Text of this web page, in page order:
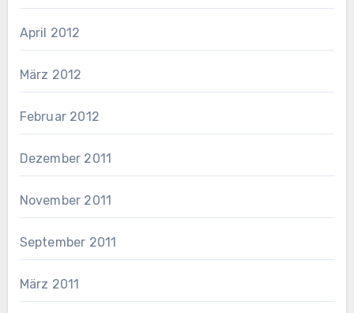
April 2012
März 2012
Februar 2012
Dezember 2011
November 2011
September 2011
März 2011